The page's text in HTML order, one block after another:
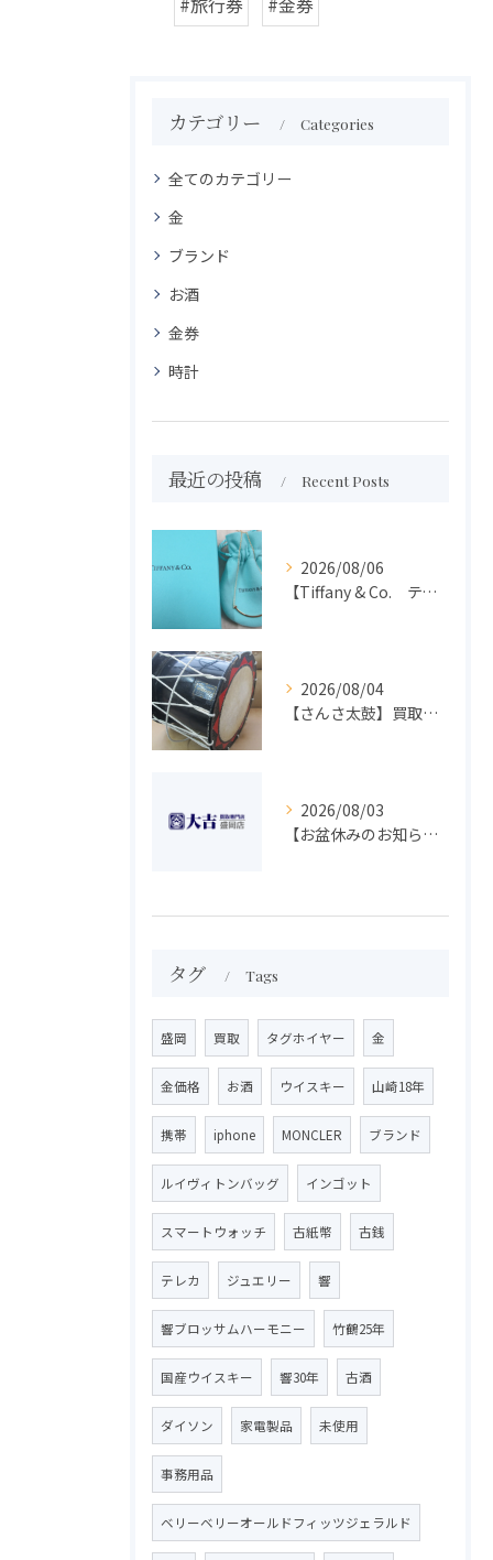
カテゴリー Categories
全てのカテゴリー
金
ブランド
お酒
金券
時計
最近の投稿 Recent Posts
2026/08/06
【Tiffany & Co. ティファニー】買取 大吉盛岡店 アクセサリー買取しました！！
2026/08/04
【さんさ太鼓】買取 大吉盛岡店 楽器 買取します！！
2026/08/03
【お盆休みのお知らせ】買取専門 大吉 盛岡店
タグ Tags
盛岡 買取 タグホイヤー 金
金価格 お酒 ウイスキー 山崎18年
携帯 iphone MONCLER ブランド
ルイヴィトンバッグ インゴット
スマートウォッチ 古紙幣 古銭
テレカ ジュエリー 響
響ブロッサムハーモニー 竹鶴25年
国産ウイスキー 響30年 古酒
ダイソン 家電製品 未使用
事務用品
ベリーベリーオールドフィッツジェラルド